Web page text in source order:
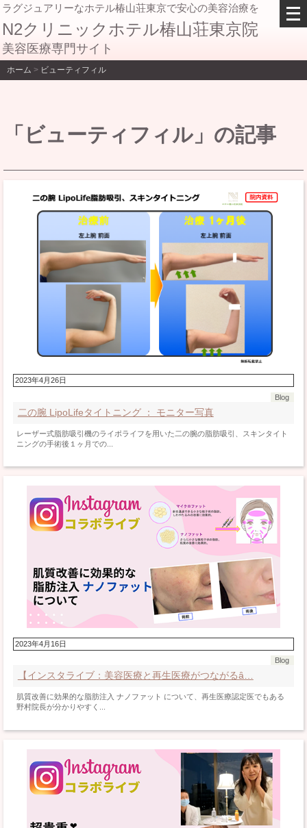
ラグジュアリーなホテル椿山荘東京で安心の美容治療を
N2クリニックホテル椿山荘東京院
美容医療専門サイト
ホーム > ビューティフィル
「ビューティフィル」の記事
2023年4月26日
Blog
二の腕 LipoLifeタイトニング ： モニター写真
レーザー式脂肪吸引機のライポライフを用いた二の腕の脂肪吸引、スキンタイト
ニングの手術後１ヶ月での...
2023年4月16日
Blog
【インスタライブ：美容医療と再生医療がつながるȃ…
肌質改善に効果的な脂肪注入 ナノファット について、再生医療認定医でもある
野村院長が分かりやすく...
メ
ニ
を
開